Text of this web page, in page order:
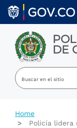
Welcome
All
Accessibility
screen
reader.
Skip to main content
DE
Home
Policía lidera